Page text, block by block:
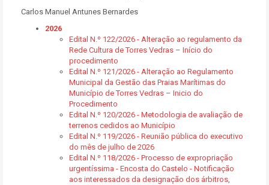
Carlos Manuel Antunes Bernardes
2026
Edital N.º 122/2026 - Alteração ao regulamento da
Rede Cultura de Torres Vedras – Início do
procedimento
Edital N.º 121/2026 - Alteração ao Regulamento
Municipal da Gestão das Praias Marítimas do
Município de Torres Vedras – Inicio do
Procedimento
Edital N.º 120/2026 - Metodologia de avaliação de
terrenos cedidos ao Município
Edital N.º 119/2026 - Reunião pública do executivo
do mês de julho de 2026
Edital N.º 118/2026 - Processo de expropriação
urgentíssima - Encosta do Castelo - Notificação
aos interessados da designação dos árbitros,